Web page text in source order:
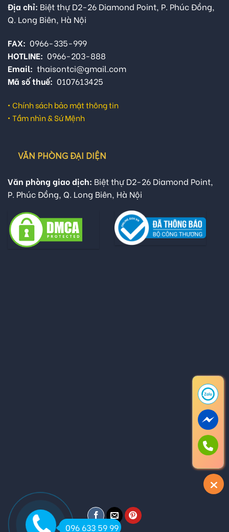
Địa chỉ: Biệt thự D2-26 Diamond Point, P. Phúc Đồng,
Q. Long Biên, Hà Nội
FAX: 0966-335-999
HOTLINE: 0966-203-888
Email: thaisontci@gmail.com
Mã số thuế: 0107613425
• Chính sách bảo mật thông tin
• Tầm nhìn & Sứ Mệnh
VĂN PHÒNG ĐẠI DIỆN
Văn phòng giao dịch: Biệt thự D2-26 Diamond Point,
P. Phúc Đồng, Q. Long Biên, Hà Nội
096 633 59 99